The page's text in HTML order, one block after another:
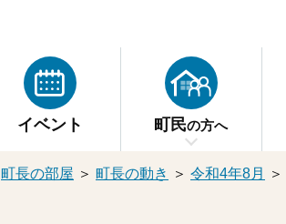
イベント 町民の方へ
町長の部屋 ＞ 町長の動き ＞ 令和4年8月 ＞